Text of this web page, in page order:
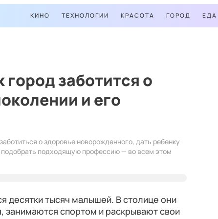
КИНО ТЕХНОЛОГИИ КРАСОТА ГОРОД ЕДА
заботится о
и его
о здоровье новорожденного, дать ребенку
подходящую профессию — во всем этом
десятки тысяч малышей. В столице они
занимаются спортом и раскрывают свои